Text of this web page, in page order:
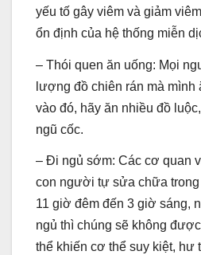
yếu tố gây viêm và giảm
ổn định của hệ thống miễn
– Thói quen ăn uống: Mọi
lượng đồ chiên rán mà mình
vào đó, hãy ăn nhiều đồ
ngũ cốc.
– Đi ngủ sớm: Các cơ quan
con người tự sửa chữa
11 giờ đêm đến 3 giờ sáng,
ngủ thì chúng sẽ không
thể khiến cơ thể suy kiệt, hư